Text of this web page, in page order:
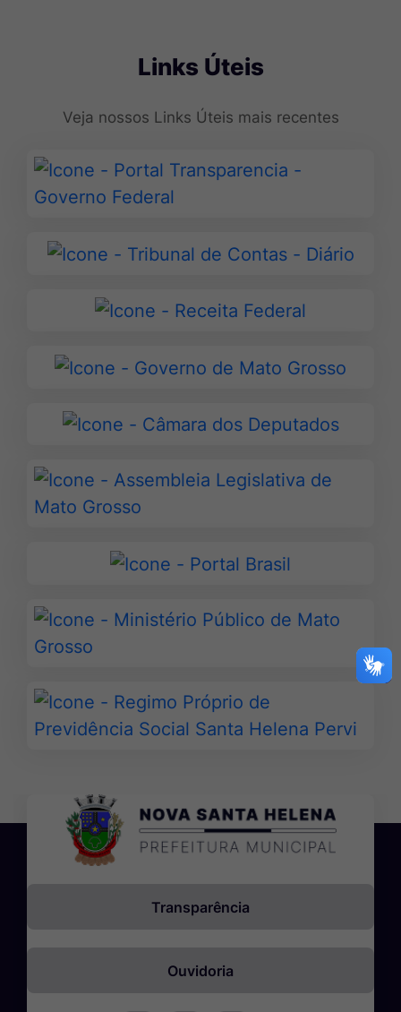
Seção Links ÚteisLinks Úteis
Veja nossos Links Úteis mais recentes
Ir
para
Transparencia
Governo
Contas
Diário
Receita
Governo
Mato
Grosso
Câmara
dos
Ir
para
Legislativa
Mato
Grosso
Portal
Brasil
Ir
para
Público
de
Ir
para
Previdência
Social
Transparência
Ouvidoria